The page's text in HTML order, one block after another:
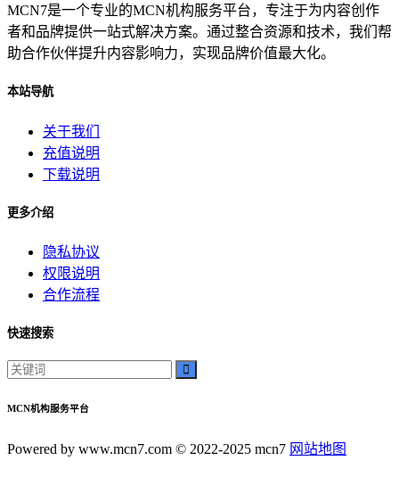
MCN7是一个专业的MCN机构服务平台，专注于为内容创作
者和品牌提供一站式解决方案。通过整合资源和技术，我们帮
助合作伙伴提升内容影响力，实现品牌价值最大化。
本站导航
关于我们
充值说明
下载说明
更多介绍
隐私协议
权限说明
合作流程
快速搜索
MCN机构服务平台
Powered by www.mcn7.com © 2022-2025 mcn7 网站地图